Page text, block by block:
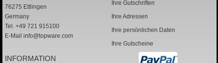
76275 Ettlingen
Germany
Tel. +49 721 915100
E-Mail info@topware.com
Ihre Gutschriften
Ihre Adressen
Ihre persönlichen Daten
Ihre Gutscheine
INFORMATION